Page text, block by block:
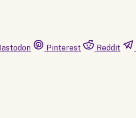
Pinterest Reddit